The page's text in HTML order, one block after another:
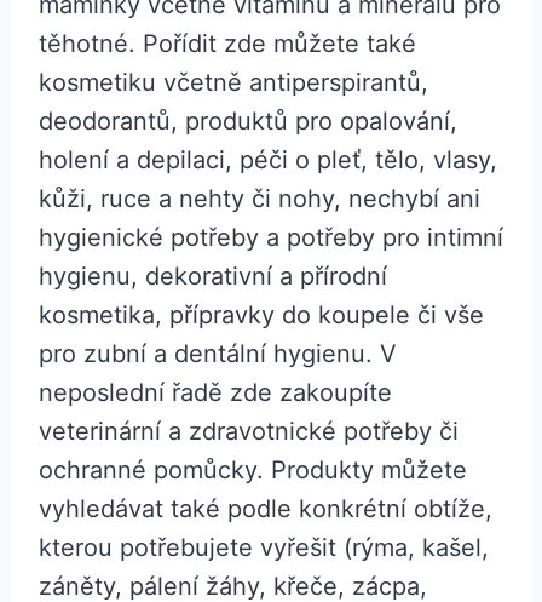
těhotné. Pořídit zde můžete také
kosmetiku včetně antiperspirantů,
deodorantů, produktů pro opalování,
holení a depilaci, péči o pleť, tělo, vlasy,
kůži, ruce a nehty či nohy, nechybí ani
hygienické potřeby a potřeby pro intimní
hygienu, dekorativní a přírodní
kosmetika, přípravky do koupele či vše
pro zubní a dentální hygienu. V
neposlední řadě zde zakoupíte
veterinární a zdravotnické potřeby či
ochranné pomůcky. Produkty můžete
vyhledávat také podle konkrétní obtíže,
kterou potřebujete vyřešit (rýma, kašel,
záněty, pálení žáhy, křeče, zácpa,